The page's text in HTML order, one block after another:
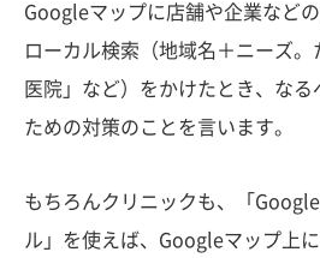
Googleマップに店舗や企業など
ローカル検索（地域名＋ニーズ
医院」など）をかけたとき、な
ための対策のことを言います。
もちろんクリニックも、「
ル」を使えば、Googleマップ上